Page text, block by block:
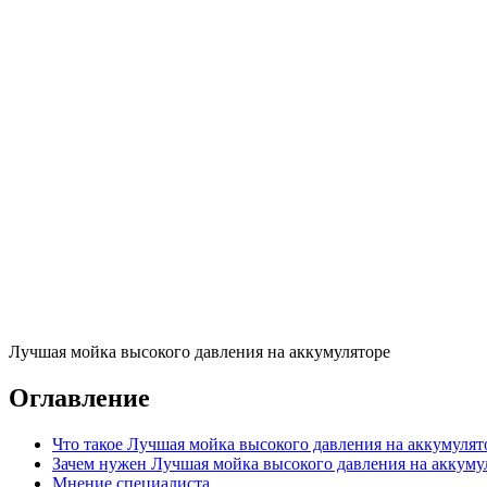
Лучшая мойка высокого давления на аккумуляторе
Оглавление
Что такое Лучшая мойка высокого давления на
Зачем нужен Лучшая мойка высокого давления на